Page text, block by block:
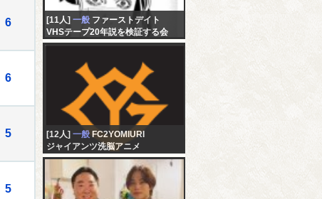
6
6
5
5
[11人] 一般 ファーストデイト
VHSテープ20年説を検証する会
[12人] 一般 FC2YOMIURI
ジャイアンツ洗脳アニメ